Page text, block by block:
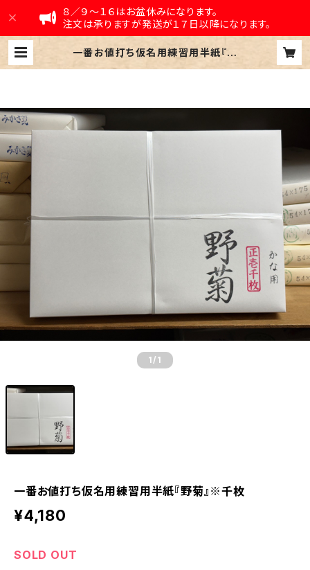
８／９〜１６はお盆休みになります。
注文は承りますが発送が１７日以降になります。
一番お値打ち仮名用練習用半紙『野
1 /1
一番お値打ち仮名用練習用半紙『野菊』※千枚
¥4,180
SOLD OUT